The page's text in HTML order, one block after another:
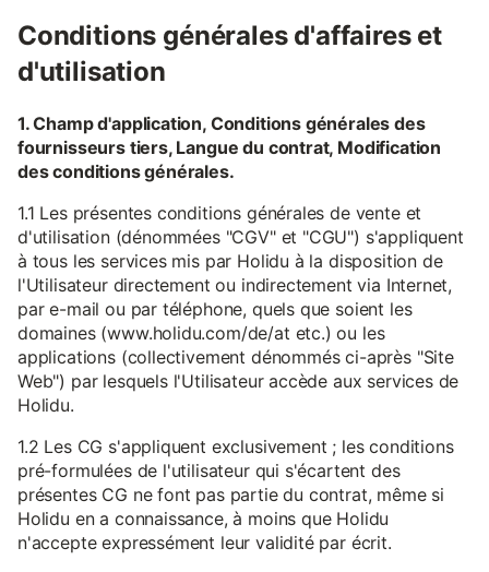
Conditions générales d'affaires et
d'utilisation
1. Champ d'application, Conditions générales des
fournisseurs tiers, Langue du contrat, Modification
des conditions générales.
1.1 Les présentes conditions générales de vente et
d'utilisation (dénommées "CGV" et "CGU") s'appliquent
à tous les services mis par Holidu à la disposition de
l'Utilisateur directement ou indirectement via Internet,
par e-mail ou par téléphone, quels que soient les
domaines (www.holidu.com/de/at etc.) ou les
applications (collectivement dénommés ci-après "Site
Web") par lesquels l'Utilisateur accède aux services de
Holidu.
1.2 Les CG s'appliquent exclusivement ; les conditions
pré-formulées de l'utilisateur qui s'écartent des
présentes CG ne font pas partie du contrat, même si
Holidu en a connaissance, à moins que Holidu
n'accepte expressément leur validité par écrit.